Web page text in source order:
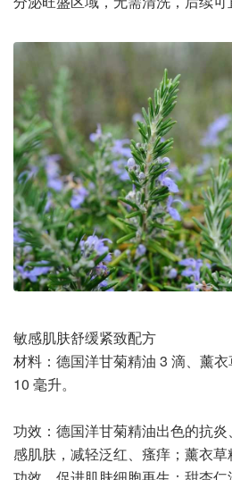
敏感肌肤舒缓紧致配方
材料：德国洋甘菊精油 3 滴、薰
10 毫升。
功效：德国洋甘菊精油出色的抗
感肌肤，减轻泛红、瘙痒；薰衣